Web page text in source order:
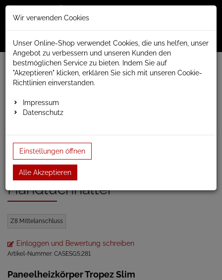
Menü
Weiter einkaufen www.anapont.eu
Badheizkörper
Paneel- und Röhrenheizkörper
Designheizkörper Tropez Slim Grafik 1585h x 520b …
Designheizkörper Tropez
Slim Grafik 1585h x 520b
inkl. Anschlussblock und
Handtuchhalter
Z8 Mittelanschluss
Einloggen und Bewertung schreiben
Artikel-Nummer: CASESG5;281
Paneelheizkörper Tropez Slim
Wir verwenden Cookies
Unser Online-Shop verwendet Cookies, die uns helfen, unser
Angebot zu verbessern und unseren Kunden den
bestmöglichen Service zu bieten. Indem Sie auf
"Akzeptieren" klicken, erklären Sie sich mit unseren Cookie-
Richtlinien einverstanden.
Impressum
Datenschutz
Einstellungen öffnen
Alle Akzeptieren